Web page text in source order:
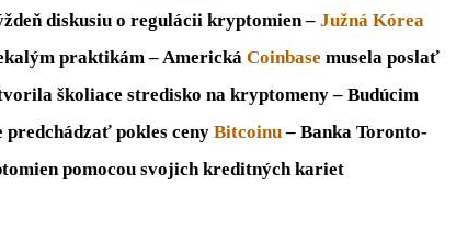
diskusiu o regulácii kryptomien – Južná Kórea
praktikám – Americká Coinbase musela poslať
školiace stredisko na kryptomeny – Budúcim
predchádzať pokles ceny Bitcoinu– Banka Toronto-
pomocou svojich kreditných kariet